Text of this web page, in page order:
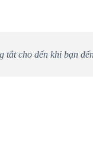
cho đến khi bạn